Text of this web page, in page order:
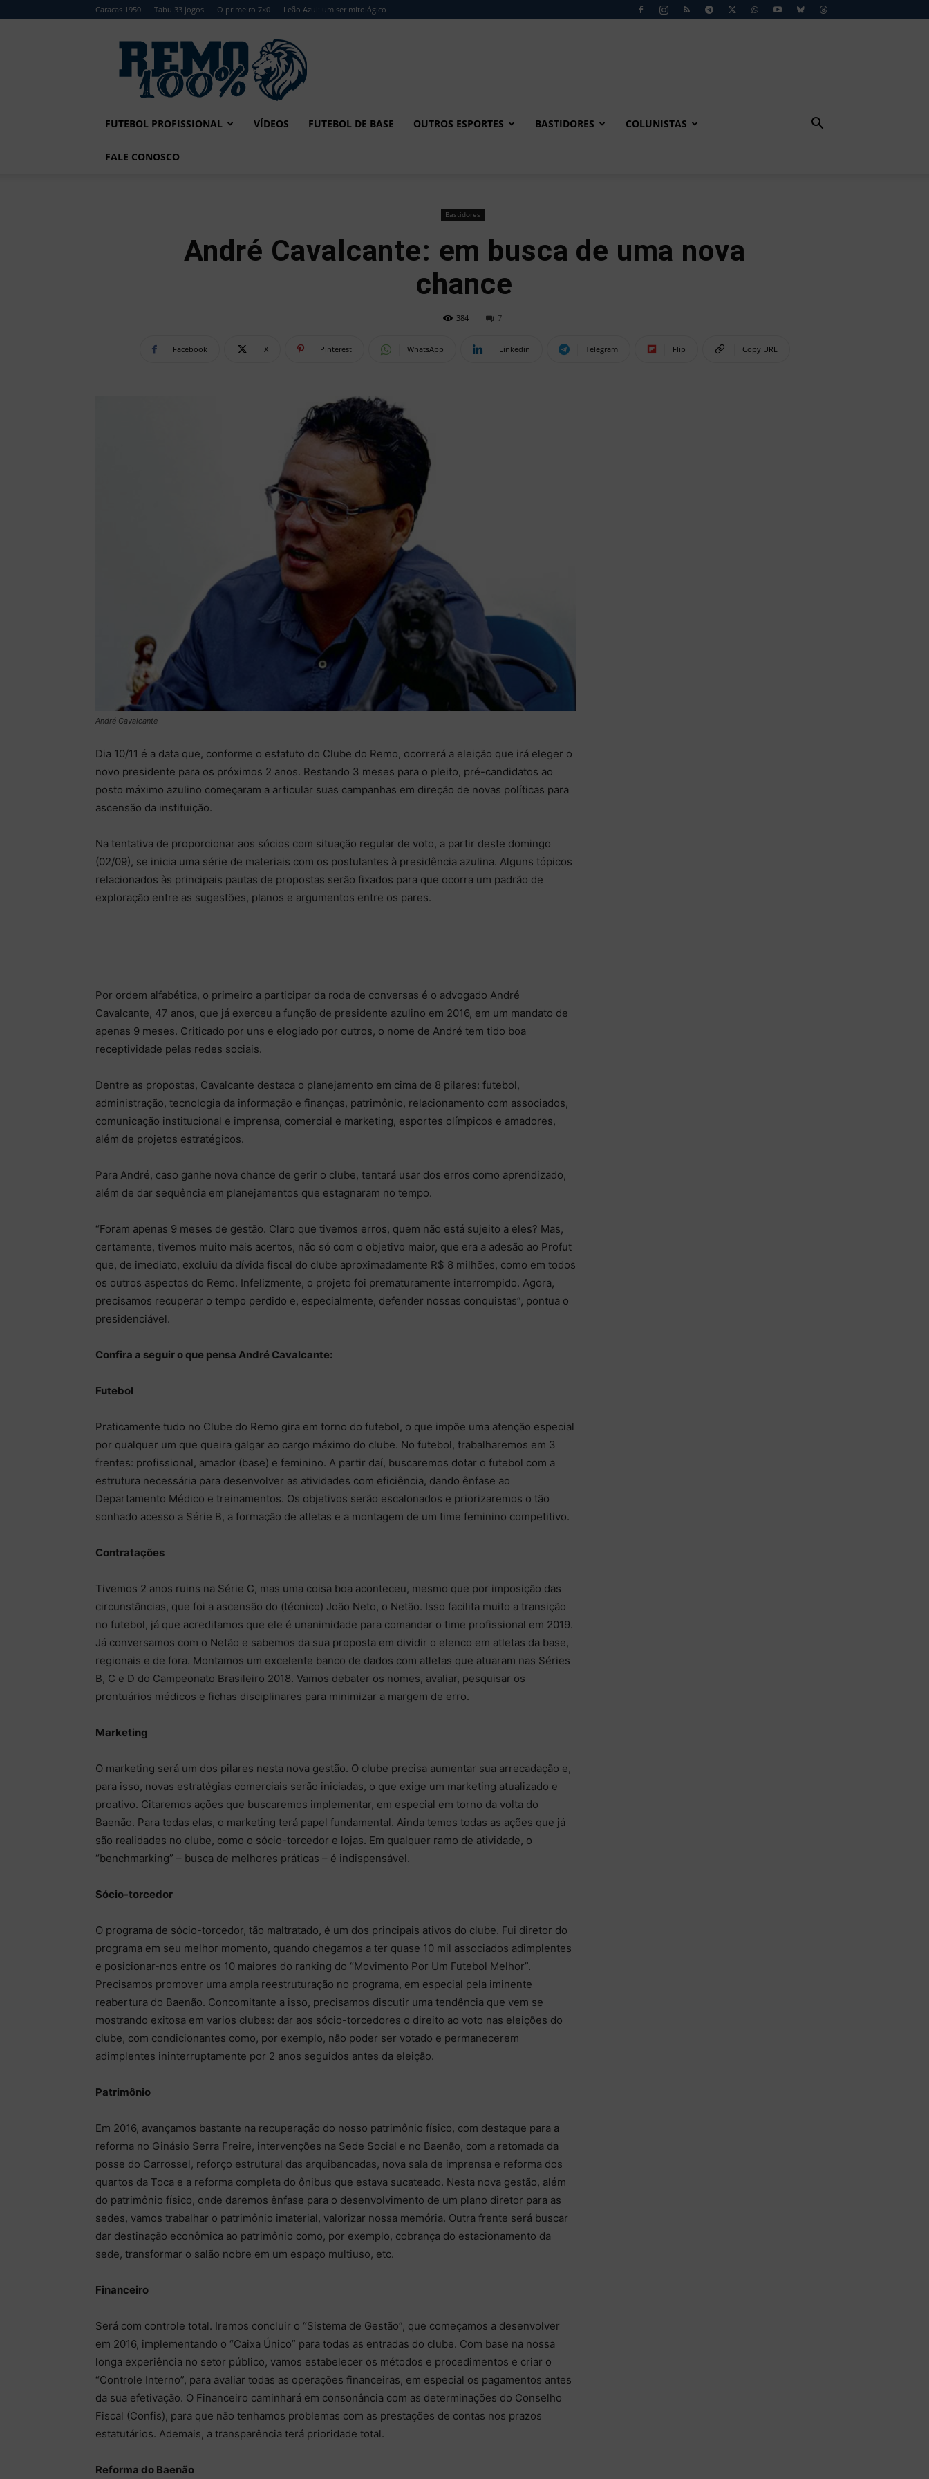
Caracas 1950 Tabu 33 jogos O primeiro 7×0 Leão Azul: um ser mitológico
Remo
FUTEBOL PROFISSIONAL VÍDEOS FUTEBOL DE BASE OUTROS ESPORTES BASTIDORES COLUNISTAS
FALE CONOSCO
Bastidores
André Cavalcante: em busca de uma nova
chance
384 7
Facebook X Pinterest WhatsApp Linkedin Telegram Flip Copy URL
André Cavalcante
Dia 10/11 é a data que, conforme o estatuto do Clube do Remo, ocorrerá a eleição que irá eleger o
novo presidente para os próximos 2 anos. Restando 3 meses para o pleito, pré-candidatos ao
posto máximo azulino começaram a articular suas campanhas em direção de novas políticas para
ascensão da instituição.
Na tentativa de proporcionar aos sócios com situação regular de voto, a partir deste domingo
(02/09), se inicia uma série de materiais com os postulantes à presidência azulina. Alguns tópicos
relacionados às principais pautas de propostas serão fixados para que ocorra um padrão de
exploração entre as sugestões, planos e argumentos entre os pares.
Por ordem alfabética, o primeiro a participar da roda de conversas é o advogado André
Cavalcante, 47 anos, que já exerceu a função de presidente azulino em 2016, em um mandato de
apenas 9 meses. Criticado por uns e elogiado por outros, o nome de André tem tido boa
receptividade pelas redes sociais.
Dentre as propostas, Cavalcante destaca o planejamento em cima de 8 pilares: futebol,
administração, tecnologia da informação e finanças, patrimônio, relacionamento com associados,
comunicação institucional e imprensa, comercial e marketing, esportes olímpicos e amadores,
além de projetos estratégicos.
Para André, caso ganhe nova chance de gerir o clube, tentará usar dos erros como aprendizado,
além de dar sequência em planejamentos que estagnaram no tempo.
“Foram apenas 9 meses de gestão. Claro que tivemos erros, quem não está sujeito a eles? Mas,
certamente, tivemos muito mais acertos, não só com o objetivo maior, que era a adesão ao Profut
que, de imediato, excluiu da dívida fiscal do clube aproximadamente R$ 8 milhões, como em todos
os outros aspectos do Remo. Infelizmente, o projeto foi prematuramente interrompido. Agora,
precisamos recuperar o tempo perdido e, especialmente, defender nossas conquistas”, pontua o
presidenciável.
Confira a seguir o que pensa André Cavalcante:
Futebol
Praticamente tudo no Clube do Remo gira em torno do futebol, o que impõe uma atenção especial
por qualquer um que queira galgar ao cargo máximo do clube. No futebol, trabalharemos em 3
frentes: profissional, amador (base) e feminino. A partir daí, buscaremos dotar o futebol com a
estrutura necessária para desenvolver as atividades com eficiência, dando ênfase ao
Departamento Médico e treinamentos. Os objetivos serão escalonados e priorizaremos o tão
sonhado acesso a Série B, a formação de atletas e a montagem de um time feminino competitivo.
Contratações
Tivemos 2 anos ruins na Série C, mas uma coisa boa aconteceu, mesmo que por imposição das
circunstâncias, que foi a ascensão do (técnico) João Neto, o Netão. Isso facilita muito a transição
no futebol, já que acreditamos que ele é unanimidade para comandar o time profissional em 2019.
Já conversamos com o Netão e sabemos da sua proposta em dividir o elenco em atletas da base,
regionais e de fora. Montamos um excelente banco de dados com atletas que atuaram nas Séries
B, C e D do Campeonato Brasileiro 2018. Vamos debater os nomes, avaliar, pesquisar os
prontuários médicos e fichas disciplinares para minimizar a margem de erro.
Marketing
O marketing será um dos pilares nesta nova gestão. O clube precisa aumentar sua arrecadação e,
para isso, novas estratégias comerciais serão iniciadas, o que exige um marketing atualizado e
proativo. Citaremos ações que buscaremos implementar, em especial em torno da volta do
Baenão. Para todas elas, o marketing terá papel fundamental. Ainda temos todas as ações que já
são realidades no clube, como o sócio-torcedor e lojas. Em qualquer ramo de atividade, o
“benchmarking” – busca de melhores práticas – é indispensável.
Sócio-torcedor
O programa de sócio-torcedor, tão maltratado, é um dos principais ativos do clube. Fui diretor do
programa em seu melhor momento, quando chegamos a ter quase 10 mil associados adimplentes
e posicionar-nos entre os 10 maiores do ranking do “Movimento Por Um Futebol Melhor”.
Precisamos promover uma ampla reestruturação no programa, em especial pela iminente
reabertura do Baenão. Concomitante a isso, precisamos discutir uma tendência que vem se
mostrando exitosa em varios clubes: dar aos sócio-torcedores o direito ao voto nas eleições do
clube, com condicionantes como, por exemplo, não poder ser votado e permanecerem
adimplentes ininterruptamente por 2 anos seguidos antes da eleição.
Patrimônio
Em 2016, avançamos bastante na recuperação do nosso patrimônio físico, com destaque para a
reforma no Ginásio Serra Freire, intervenções na Sede Social e no Baenão, com a retomada da
posse do Carrossel, reforço estrutural das arquibancadas, nova sala de imprensa e reforma dos
quartos da Toca e a reforma completa do ônibus que estava sucateado. Nesta nova gestão, além
do patrimônio físico, onde daremos ênfase para o desenvolvimento de um plano diretor para as
sedes, vamos trabalhar o patrimônio imaterial, valorizar nossa memória. Outra frente será buscar
dar destinação econômica ao patrimônio como, por exemplo, cobrança do estacionamento da
sede, transformar o salão nobre em um espaço multiuso, etc.
Financeiro
Será com controle total. Iremos concluir o “Sistema de Gestão”, que começamos a desenvolver
em 2016, implementando o “Caixa Único” para todas as entradas do clube. Com base na nossa
longa experiência no setor público, vamos estabelecer os métodos e procedimentos e criar o
“Controle Interno”, para avaliar todas as operações financeiras, em especial os pagamentos antes
da sua efetivação. O Financeiro caminhará em consonância com as determinações do Conselho
Fiscal (Confis), para que não tenhamos problemas com as prestações de contas nos prazos
estatutários. Ademais, a transparência terá prioridade total.
Reforma do Baenão